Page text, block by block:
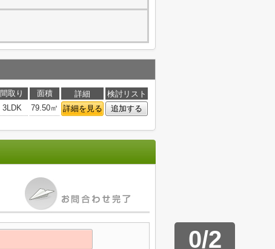
間取り 面積 詳細
検討リスト
3LDK 79.50㎡ 詳細を見る 追加する
0/2